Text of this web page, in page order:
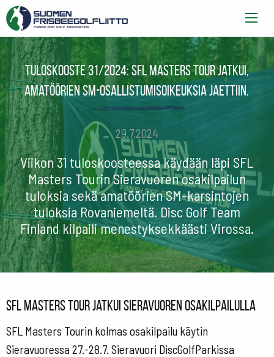
Tuloskooste 31/2024: SFL Masters Tour jatkui,
amatöörien SM-osallistumisoikeuksia jaettiin.
29.7.2024
Viikon 31 tuloskoosteessa käydään läpi SFL
Masters Tourin Sieravuoren osakilpailun
tuloksia sekä amatöörien SM-karsintojen
tuloksia Rovaniemeltä. Disc Golf Team
Finland kilpaili menestyksekkäästi Virossa.
SFL Masters Tour jatkui Sieravuoren osakilpailulla
SFL Masters Tourin kolmas osakilpailu käytin
Sieravuoressa 27.-28.7. Sieravuori DiscGolfParkissa